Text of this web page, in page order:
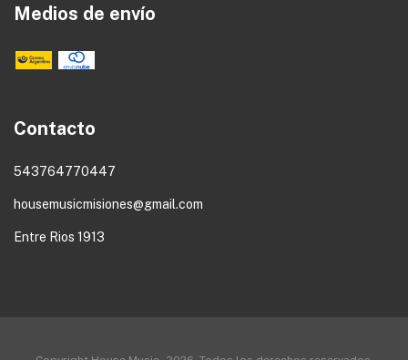
Medios de envío
Contacto
543764770447
housemusicmisiones@gmail.com
Entre Rios 1913